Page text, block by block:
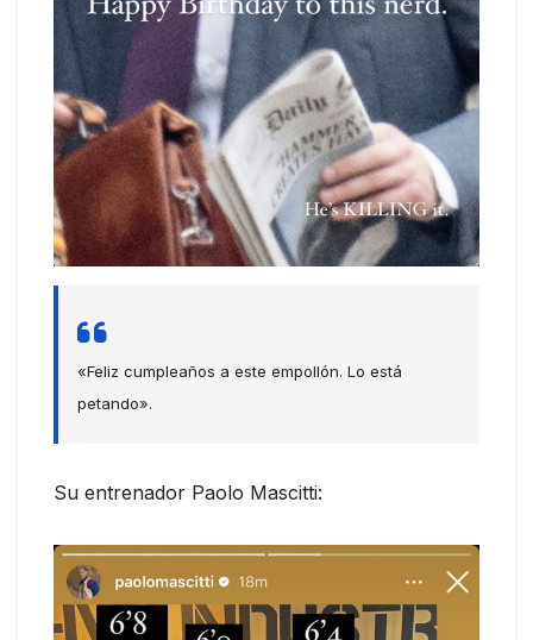
«Feliz cumpleaños a este empollón. Lo está
petando».
Su entrenador Paolo Mascitti: